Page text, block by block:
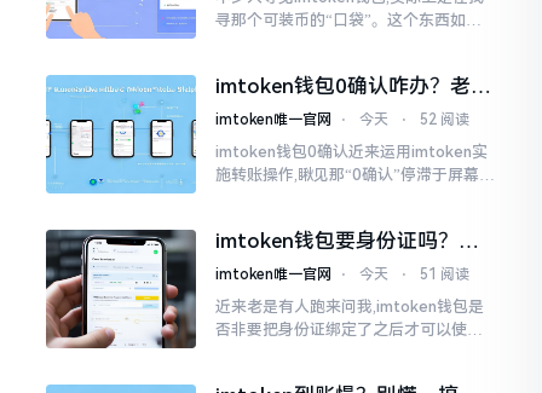
寻那个可装币的“口袋”。这个东西如今
持。
imtoken钱包0确认咋办？老手
教你几招快速解决
imtoken唯一官网 ⋅ 今天 ⋅ 52 阅读
imtoken钱包0确认近来运用imtoken实
施转账操作,瞅见那“0确认”停滞于屏幕之
你仅有干巴巴等待其一途。
imtoken钱包要身份证吗？别
慌，看完这篇就懂了
imtoken唯一官网 ⋅ 今天 ⋅ 51 阅读
近来老是有人跑来问我,imtoken钱包是
否非要把身份证绑定了之后才可以使用